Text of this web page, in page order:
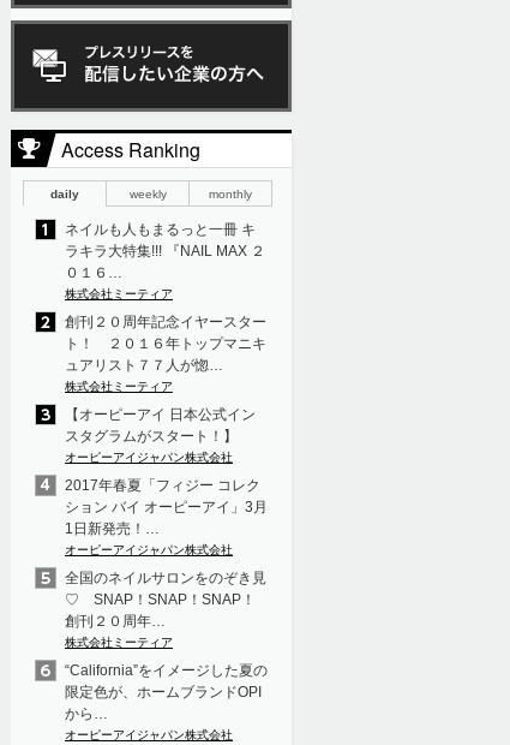
Access Ranking
daily weekly monthly
ネイルも人もまるっと一冊 キ
ラキラ大特集!!! 『NAIL MAX ２
０１６…
株式会社ミーティア
創刊２０周年記念イヤースター
ト！ ２０１６年トップマニキ
ュアリスト７７人が惚…
株式会社ミーティア
【オーピーアイ 日本公式イン
スタグラムがスタート！】
オーピーアイジャパン株式会社
2017年春夏「フィジー コレク
ション バイ オーピーアイ」3月
1日新発売！…
オーピーアイジャパン株式会社
全国のネイルサロンをのぞき見
♡ SNAP！SNAP！SNAP！
創刊２０周年…
株式会社ミーティア
“California”をイメージした夏の
限定色が、ホームブランドOPI
から…
オーピーアイジャパン株式会社